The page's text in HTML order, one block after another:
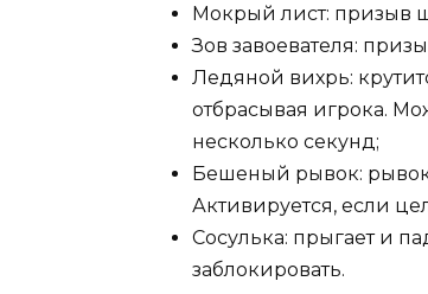
Мокрый лист: призыв
Зов завоевателя:
Ледяной вихрь:
отбрасывая игрока.
несколько секунд;
Бешеный рывок:
Активируется, если
Сосулька: прыгает и
заблокировать.